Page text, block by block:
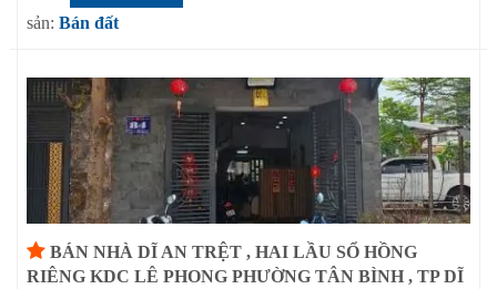
sản: Bán đất
BÁN NHÀ DĨ AN TRỆT , HAI LẦU SỔ HỒNG
RIÊNG KDC LÊ PHONG PHƯỜNG TÂN BÌNH , TP DĨ